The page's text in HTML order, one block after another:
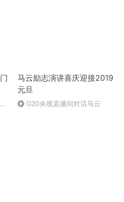
马云励志演讲喜庆迎接2019
元旦
G20央视直播间对话马云